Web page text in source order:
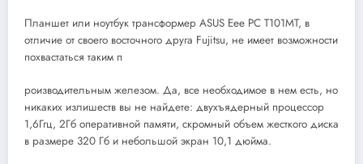
Планшет или ноутбук трансформер ASUS Eee PC T101MT, в
отличие от своего восточного друга Fujitsu, не имеет возможности
похвастаться таким п
роизводительным железом. Да, все необходимое в нем есть, но
никаких излишеств вы не найдете: двухъядерный процессор
1,6Ггц, 2Гб оперативной памяти, скромный объем жесткого диска
в размере 320 Гб и небольшой экран 10,1 дюйма.